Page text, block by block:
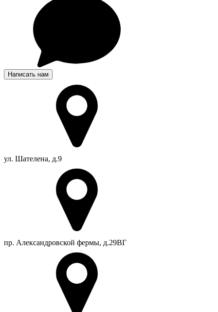
Написать нам
ул. Шателена, д.9
пр. Александровской фермы, д.29ВГ